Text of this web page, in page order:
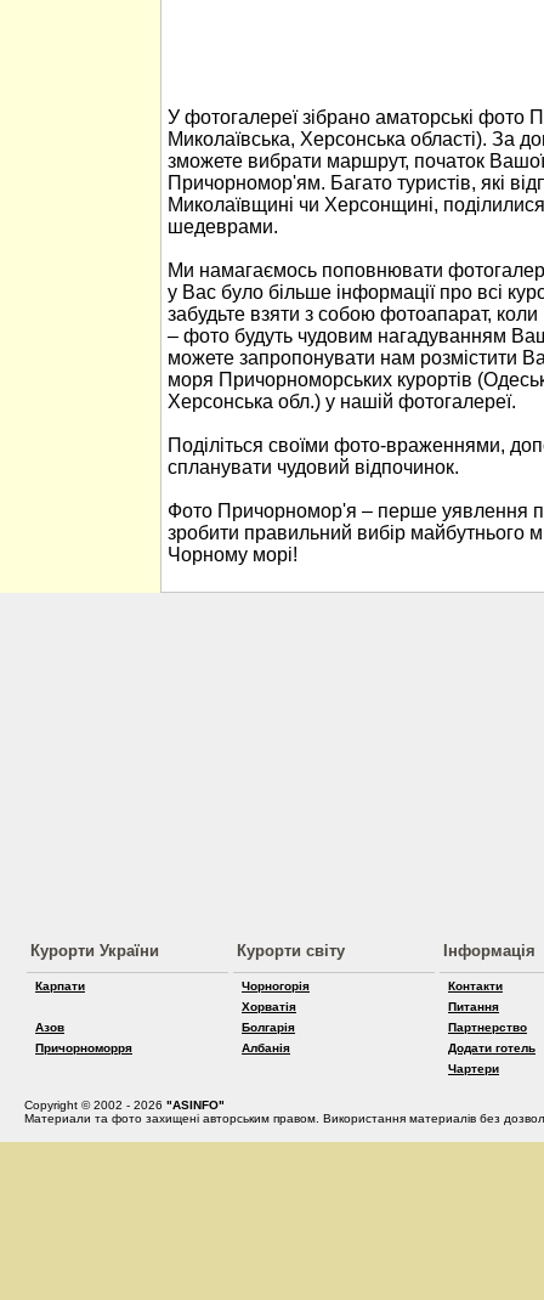
У фотогалереї зібрано аматорські фото
Миколаївська, Херсонська області). За
зможете вибрати маршрут, початок
Причорномор'ям. Багато туристів, які
Миколаївщині чи Херсонщині,
шедеврами.
Ми намагаємось поповнювати
у Вас було більше інформації про всі
забудьте взяти з собою фотоапарат,
– фото будуть чудовим нагадуванням
можете запропонувати нам розмістити
моря Причорноморських курортів
Херсонська обл.) у нашій фотогалереї.
Поділіться своїми фото-враженнями,
спланувати чудовий відпочинок.
Фото Причорномор'я – перше уявлення
зробити правильний вибір майбутнього
Чорному морі!
Курорти України
Карпати
Азов
Причорноморря
Курорти світу
Чорногорія
Хорватія
Болгарія
Албанія
Інформація
Контакти
Питання
Партнерство
Додати готель
Чартери
Copyright © 2002 - 2026 "ASINFO"
Материали та фото захищені авторським правом. Використання материалів без